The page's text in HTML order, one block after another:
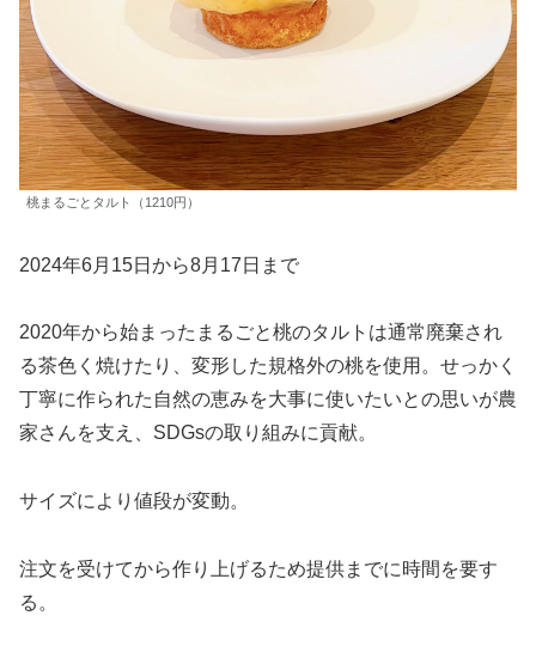
桃まるごとタルト（1210円）
2024年6月15日から8月17日まで
2020年から始まったまるごと桃のタルトは通常廃棄され
る茶色く焼けたり、変形した規格外の桃を使用。せっかく
丁寧に作られた自然の恵みを大事に使いたいとの思いが農
家さんを支え、SDGsの取り組みに貢献。
サイズにより値段が変動。
注文を受けてから作り上げるため提供までに時間を要す
る。